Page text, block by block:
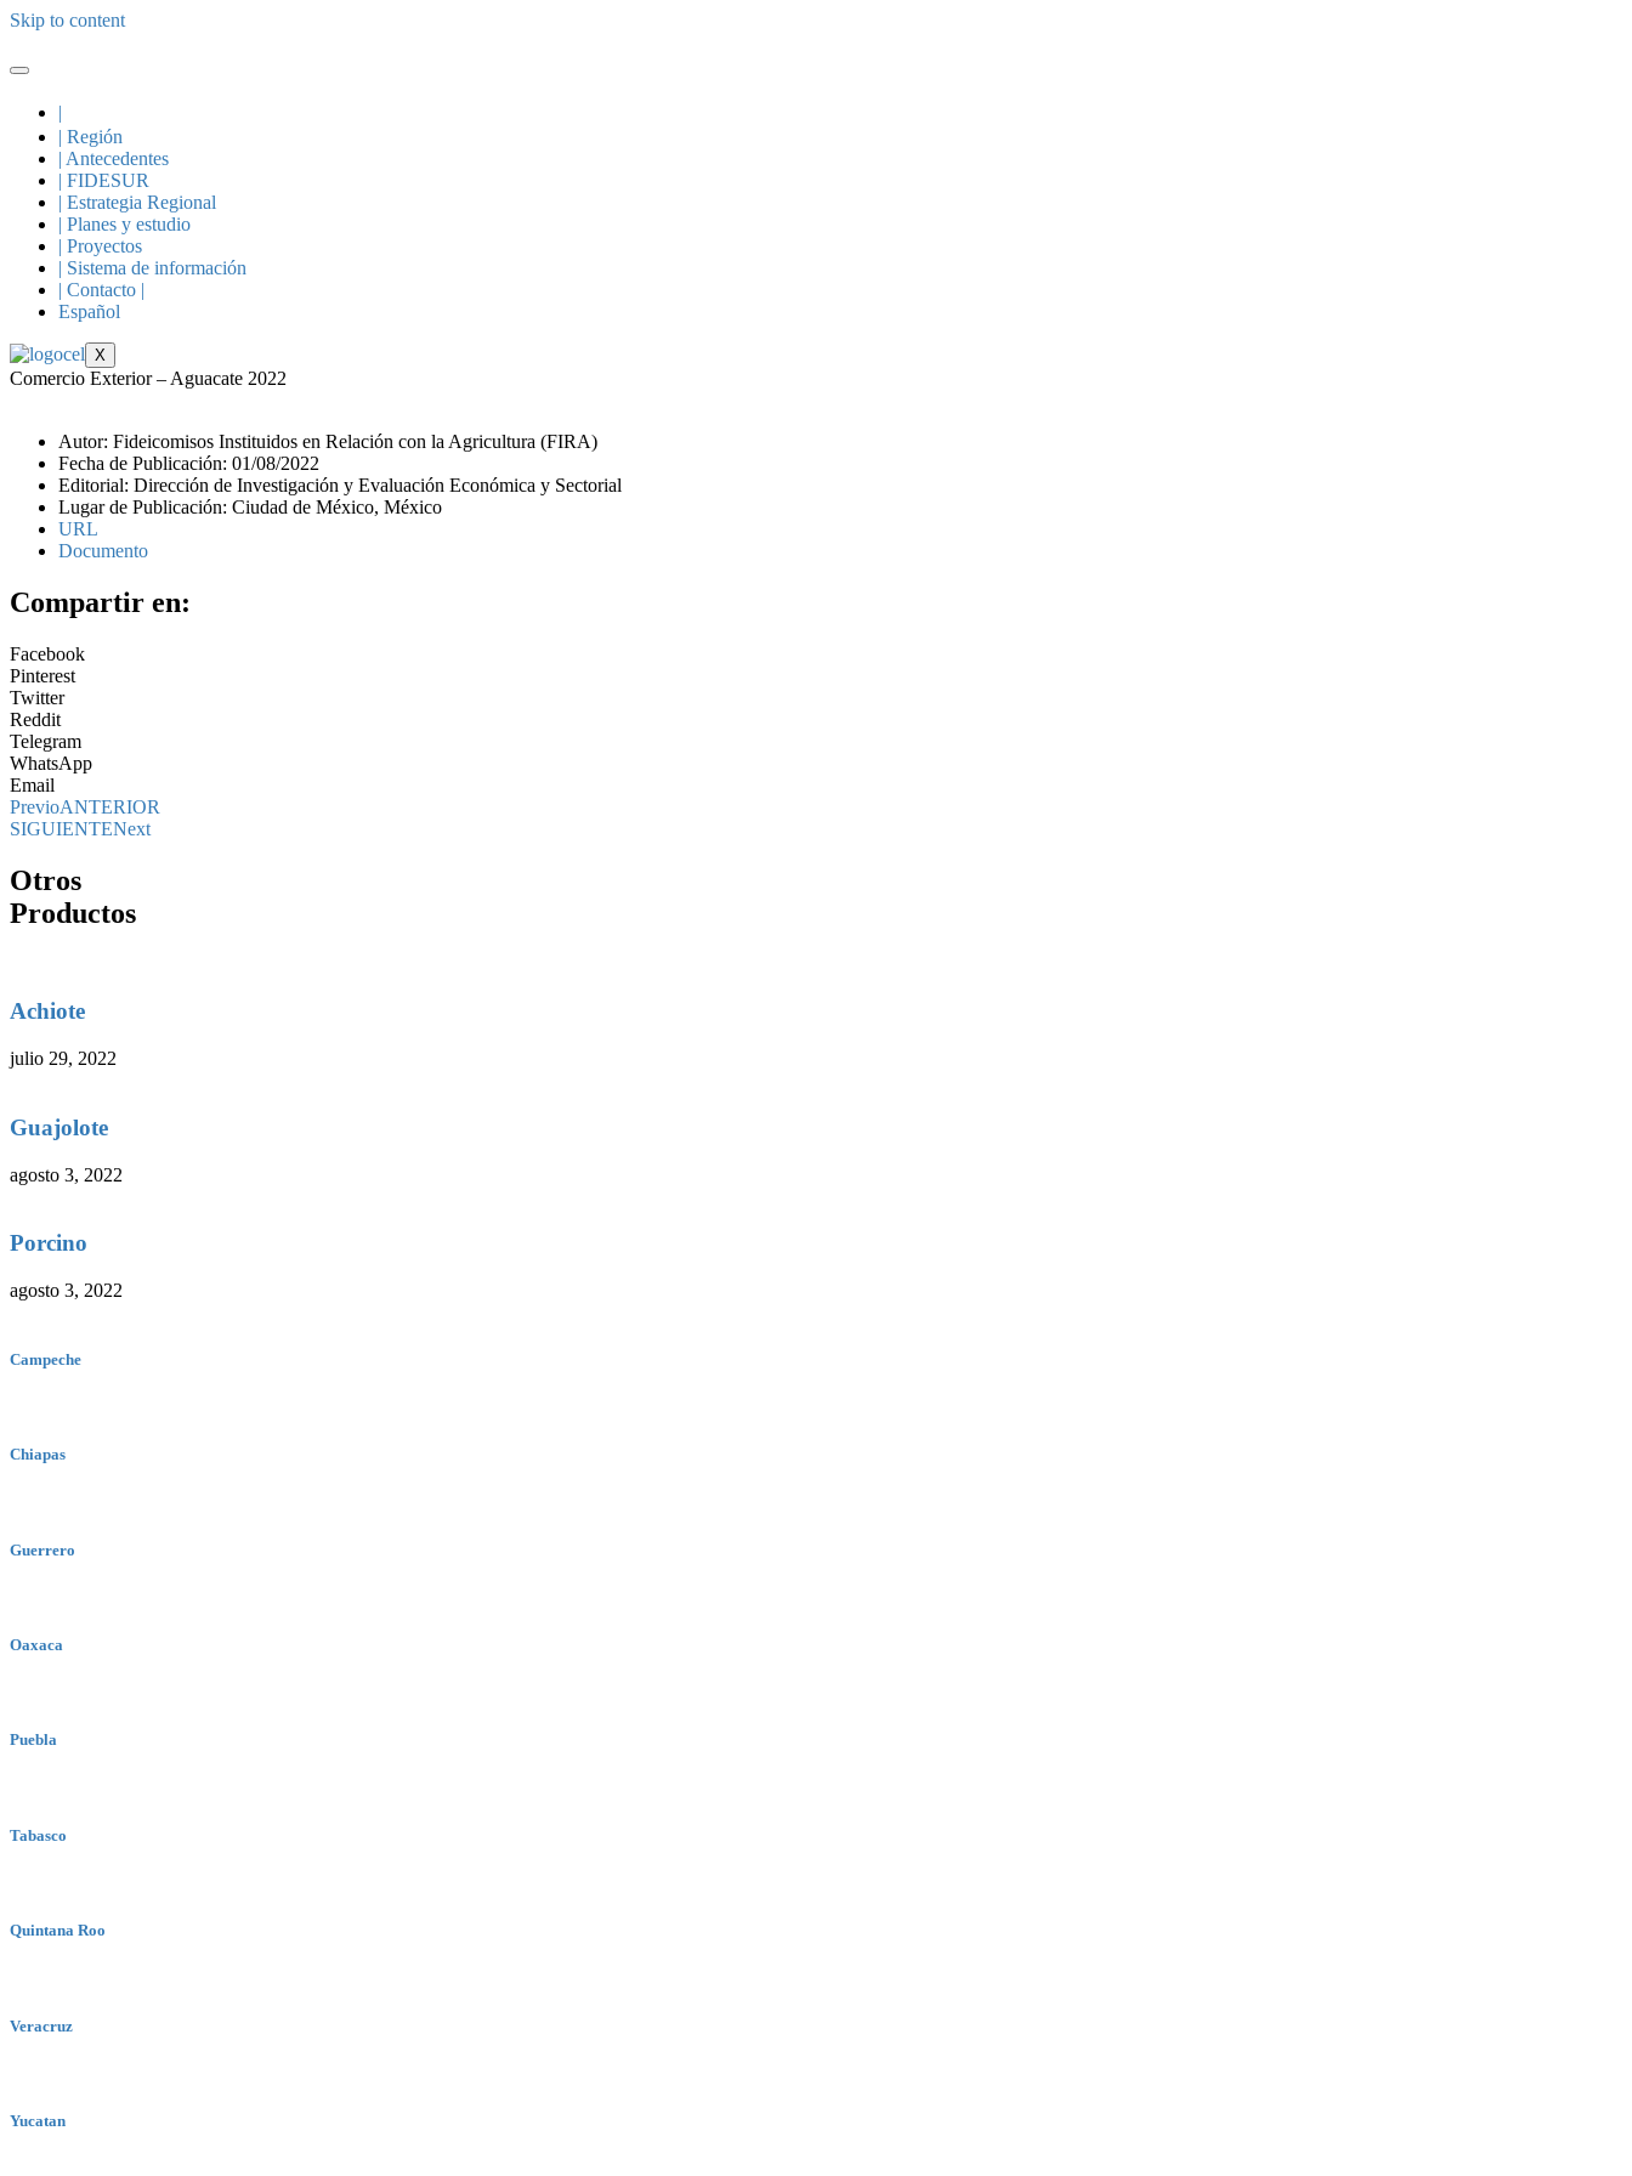
Skip to content
|
| Región
| Antecedentes
| FIDESUR
| Estrategia Regional
| Planes y estudio
| Proyectos
| Sistema de información
| Contacto |
Español
X
Comercio Exterior – Aguacate 2022
Autor: Fideicomisos Instituidos en Relación con la Agricultura (FIRA)
Fecha de Publicación: 01/08/2022
Editorial: Dirección de Investigación y Evaluación Económica y Sectorial
Lugar de Publicación: Ciudad de México, México
URL
Documento
Compartir en:
Facebook
Pinterest
Twitter
Reddit
Telegram
WhatsApp
Email
PrevioANTERIOR
SIGUIENTENext
Otros
Productos
Achiote
julio 29, 2022
Guajolote
agosto 3, 2022
Porcino
agosto 3, 2022
Campeche
Chiapas
Guerrero
Oaxaca
Puebla
Tabasco
Quintana Roo
Veracruz
Yucatan